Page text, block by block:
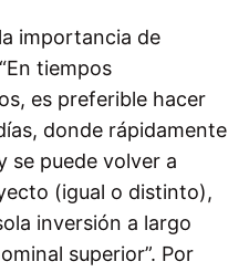
importancia de
tiempos
es preferible hacer
donde rápidamente
se puede volver a
(igual o distinto),
inversión a largo
superior”. Por